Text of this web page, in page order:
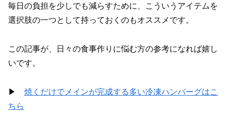
毎日の負担を少しでも減らすために、こういうアイテムを
選択肢の一つとして持っておくのもオススメです。
この記事が、日々の食事作りに悩む方の参考になれば嬉し
いです。
▶︎ 焼くだけでメインが完成する多い冷凍ハンバーグはこ
ちら